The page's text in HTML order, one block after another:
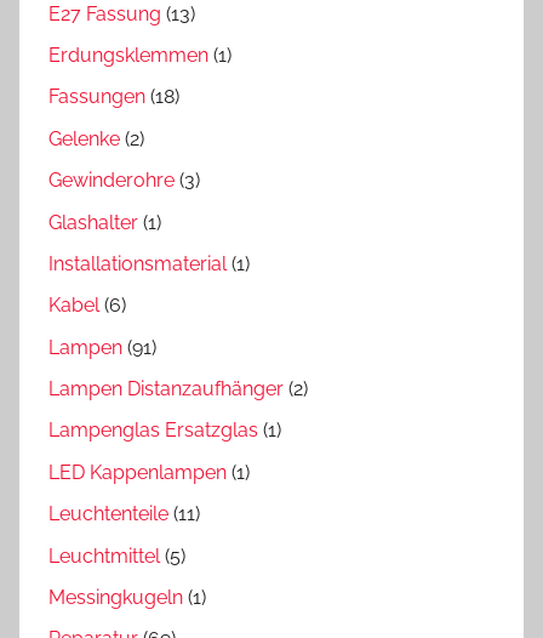
E27 Fassung (13)
Erdungsklemmen (1)
Fassungen (18)
Gelenke (2)
Gewinderohre (3)
Glashalter (1)
Installationsmaterial(1)
Kabel(6)
Lampen (91)
Lampen Distanzaufhänger (2)
Lampenglas Ersatzglas (1)
LED Kappenlampen (1)
Leuchtenteile (11)
Leuchtmittel (5)
Messingkugeln (1)